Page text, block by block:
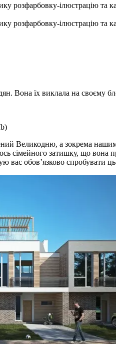
розфарбовку-ілюстрацію
розфарбовку-ілюстрацію
Вона їх виклала на своєму
Великодню, а зокрема
сімейного затишку, що
вас обов’язково спробувати